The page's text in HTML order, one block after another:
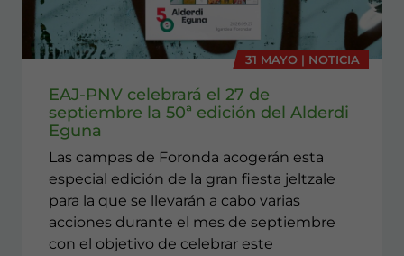
31 MAYO | NOTICIA
EAJ-PNV celebrará el 27 de
septiembre la 50ª edición del Alderdi
Eguna
Las campas de Foronda acogerán esta
especial edición de la gran fiesta jeltzale
para la que se llevarán a cabo varias
acciones durante el mes de septiembre
con el objetivo de celebrar este